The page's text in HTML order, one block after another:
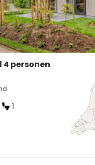
4 personen
1